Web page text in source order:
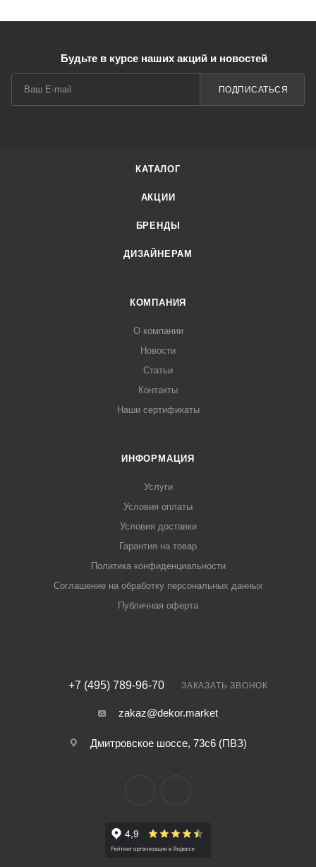
Будьте в курсе наших акций и новостей
ПОДПИСАТЬСЯ
КАТАЛОГ
АКЦИИ
БРЕНДЫ
ДИЗАЙНЕРАМ
КОМПАНИЯ
О компании
Новости
Статьи
Контакты
Наши сертификаты
ИНФОРМАЦИЯ
Услуги
Условия оплаты
Условия доставки
Гарантия на товар
Политика конфиденциальности
Соглашение на обработку персональных данных
Публичная оферта
+7 (495) 789-96-70 ЗАКАЗАТЬ ЗВОНОК
zakaz@dekor.market
Дмитровское шоссе, 73с6 (ПВЗ)